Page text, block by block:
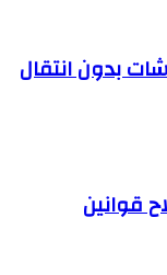
بدون انتقال
قوانین